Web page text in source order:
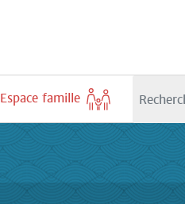
Espace famille